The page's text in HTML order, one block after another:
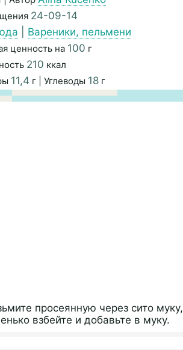
24-09-14
Вареники, пельмени
ценность на 100 г
210 ккал
11,4 г | Углеводы 18г
просеянную через сито
взбейте и добавьте в муку.